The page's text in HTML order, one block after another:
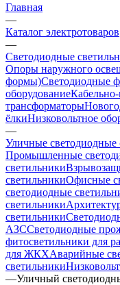
Главная
—
Каталог электротоваров
—
Светодиодные
Опоры наружного
формы)Светодиодные
оборудование
трансформаторы
ёлкиНизковольтное
—
Уличные светодиодные
Промышленные
светильники
светильникиОфисные
светодиодные
светильники
светильники
АЗССветодиодные
фитосветильники для
для ЖКХАварийные
светильники
—Уличный